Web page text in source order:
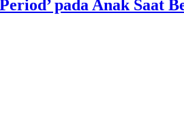
pada Anak Saat